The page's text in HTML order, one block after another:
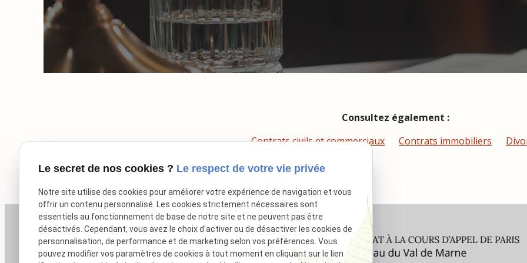
Consultez également :
Contrats civils et commerciaux
Contrats immobiliers
Le secret de nos cookies ? Le respect de votre vie privée
Notre site utilise des cookies pour améliorer votre expérience de navigation et vous
offrir un contenu personnalisé. Les cookies strictement nécessaires sont
essentiels au fonctionnement de base de notre site et ne peuvent pas être
désactivés. Cependant, vous avez le choix d'activer ou de désactiver les cookies de
personnalisation, de performance et de marketing selon vos préférences. Vous
pouvez modifier vos paramètres de cookies à tout moment en cliquant sur le lien